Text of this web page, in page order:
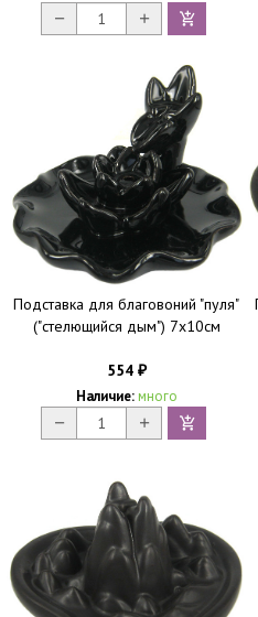
Подставка для благовоний "пуля"
("стелющийся дым") 7x10см
554 ₽
Наличие: много